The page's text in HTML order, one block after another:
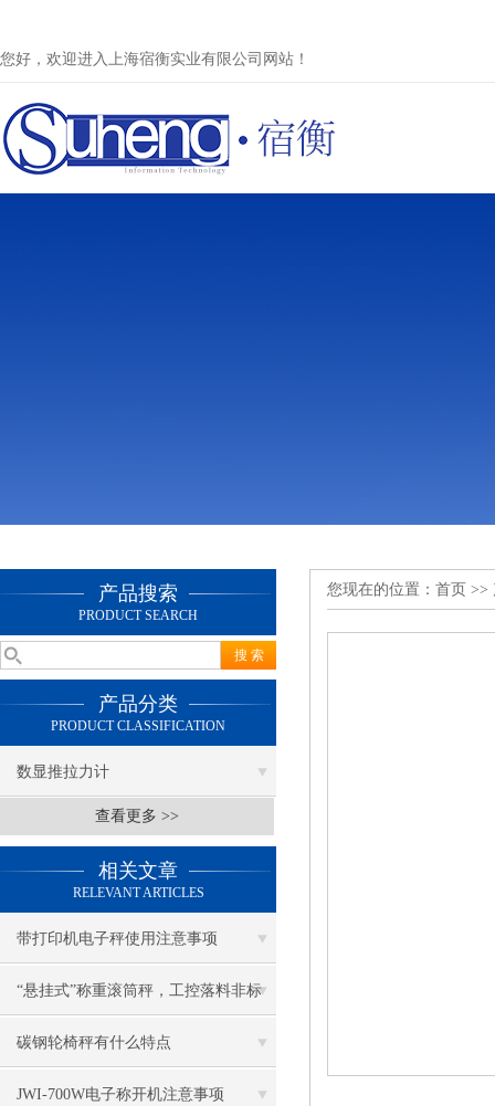
您好，欢迎进入上海宿衡实业有限公司网站！
产品搜索
PRODUCT SEARCH
产品分类
PRODUCT CLASSIFICATION
数显推拉力计
查看更多 >>
相关文章
RELEVANT ARTICLES
带打印机电子秤使用注意事项
“悬挂式”称重滚筒秤，工控落料非标
电子称
碳钢轮椅秤有什么特点
JWI-700W电子称开机注意事项
您现在的位置： 首页 >>